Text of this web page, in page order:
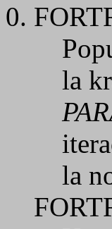
la
la